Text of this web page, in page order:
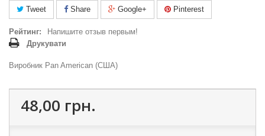
Tweet Share Google+ Pinterest
Рейтинг:
Напишите отзыв первым!
Друкувати
Виробник Pan American (США)
48,00 грн.